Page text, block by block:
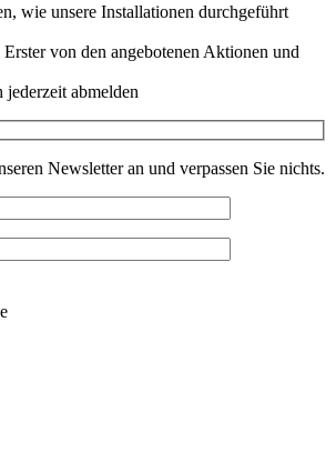
wie unsere Installationen durchgeführt
Erster von den angebotenen Aktionen und
jederzeit abmelden
Newsletter an und verpassen Sie nichts.